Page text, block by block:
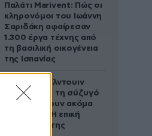
Παλάτι Marivent: Πώς οι
κληρονόμοι του Ιωάννη
Σαριδάκη αφαίρεσαν
1.300 έργα τέχνης από
τη βασιλική οικογένεια
της Ισπανίας
Ο Άλεκ Μπάλντουιν
ζήτησε από τη σύζυγό
του να κάνουν ακόμα
ένα παιδί – Η επική
αντίδρασή της